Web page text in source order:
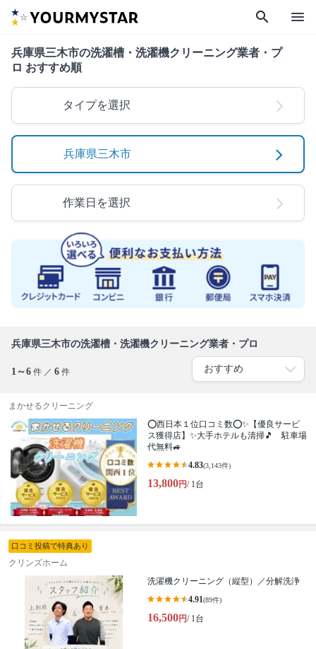
search menu
兵庫県三木市の洗濯槽・洗濯機クリーニング業者・プ
ロ おすすめ順
タイプを選択
兵庫県三木市
作業日を選択
兵庫県三木市の洗濯槽・洗濯機クリーニング業者・プロ
1～6 件 ／ 6 件
まかせるクリーニング
⭕西日本１位口コミ数⭕✨【優良サービ
ス獲得店】✨大手ホテルも清掃🎵 駐車場
代無料🚙
4.83(3,143件)
13,800円/ 1台
口コミ投稿で特典あり
クリンズホーム
洗濯機クリーニング（縦型）／分解洗浄
4.91(89件)
16,500円/ 1台